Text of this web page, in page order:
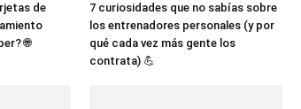
de
🌐
7 curiosidades que no sabías sobre
los entrenadores personales (y por
qué cada vez más gente los
contrata) 💪